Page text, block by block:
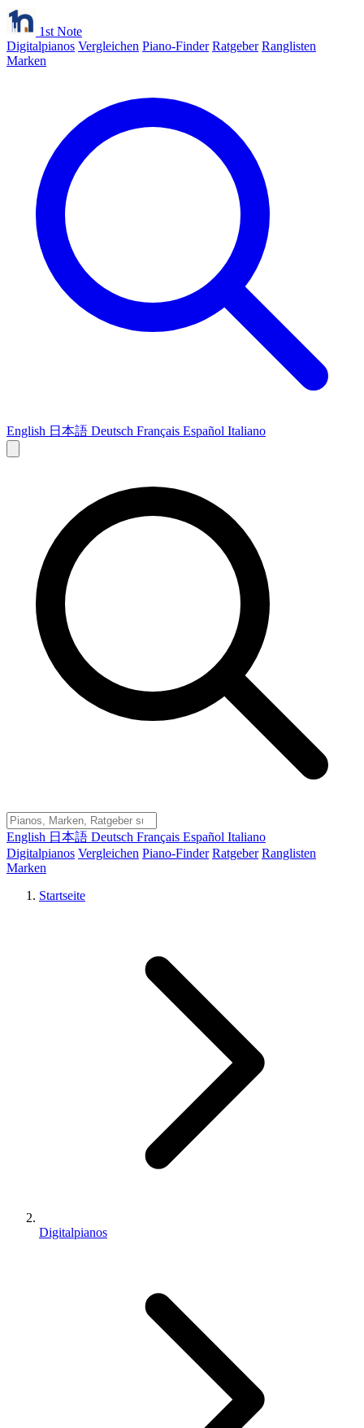
1st Note
Digitalpianos Vergleichen Piano-Finder Ratgeber Ranglisten
Marken
English 日本語 Deutsch Français Español Italiano
English 日本語 Deutsch Français Español Italiano
Digitalpianos Vergleichen Piano-Finder Ratgeber Ranglisten
Marken
Startseite
Digitalpianos